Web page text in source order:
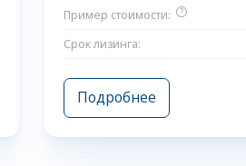
Пример стоимости:
?
Срок лизинга:
Подробнее